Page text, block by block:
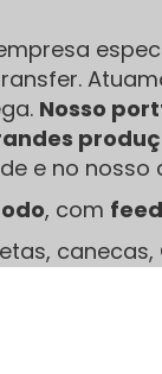
Nosso
e no nosso
, com